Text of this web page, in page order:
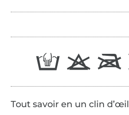
Tout savoir en un clin d’œil